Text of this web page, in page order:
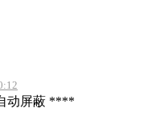
动屏蔽 ****